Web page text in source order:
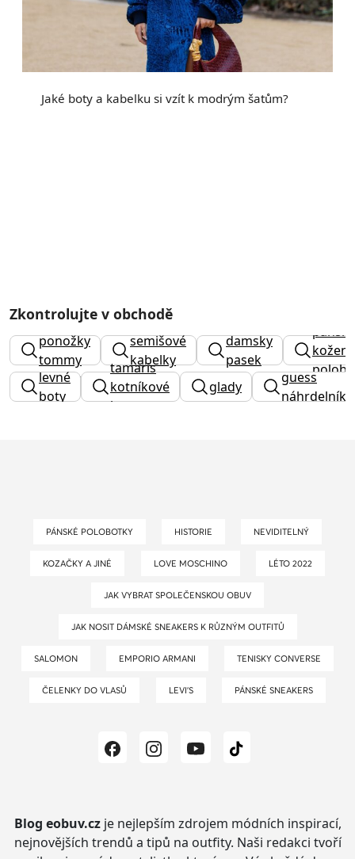
Jaké boty a kabelku si vzít k modrým šatům?
Zkontrolujte v obchodě
pánské
ponožky
tommy
hilfiger
semišové
kabelky
damsky
pasek
pánské
kožené
levné
boty
tamaris
kotníkové
boty
glady
guess
náhrdelník
PÁNSKÉ POLOBOTKY HISTORIE NEVIDITELNÝ
KOZAČKY A JINÉ LOVE MOSCHINO LÉTO 2022
JAK VYBRAT SPOLEČENSKOU OBUV
JAK NOSIT DÁMSKÉ SNEAKERS K RŮZNÝM OUTFITŮ
SALOMON EMPORIO ARMANI TENISKY CONVERSE
ČELENKY DO VLASŮ LEVI’S PÁNSKÉ SNEAKERS
Blog eobuv.czje nejlepším zdrojem módních inspirací,
nejnovějších trendů a tipů na outfity. Naši redakci tvoří